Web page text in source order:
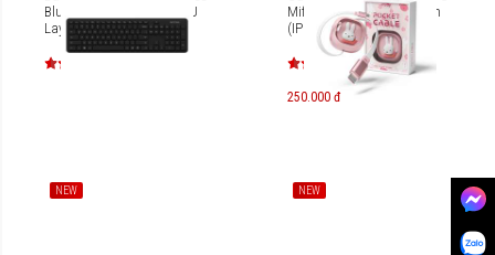
Bluetooth Keyboard EN-EU
Layout QSZ-00017
Miffy x Mipow Pocket 1,2m
(IP Bản quyền) CC05
250.000 đ
NEW NEW